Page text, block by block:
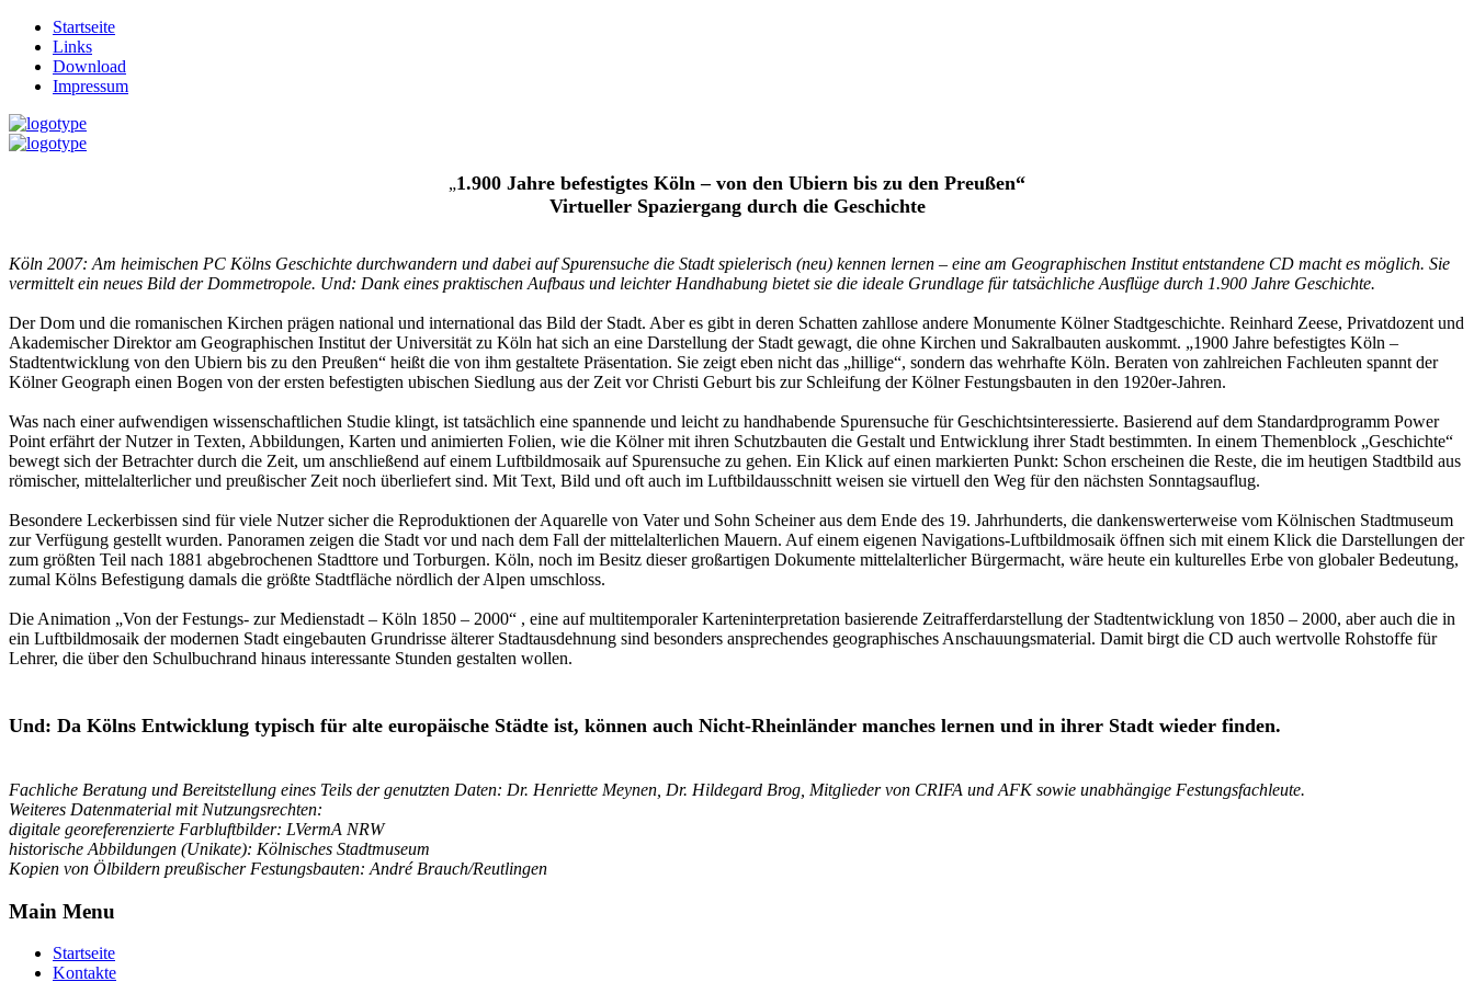
Startseite
Links
Download
Impressum
„1.900 Jahre befestigtes Köln – von den Ubiern bis zu den Preußen“
Virtueller Spaziergang durch die Geschichte
Köln 2007: Am heimischen PC Kölns Geschichte durchwandern und dabei auf Spurensuche die Stadt spielerisch (neu) kennen lernen – eine am Geographischen Institut entstandene CD macht es möglich. Sie
vermittelt ein neues Bild der Dommetropole. Und: Dank eines praktischen Aufbaus und leichter Handhabung bietet sie die ideale Grundlage für tatsächliche Ausflüge durch 1.900 Jahre Geschichte.
Der Dom und die romanischen Kirchen prägen national und international das Bild der Stadt. Aber es gibt in deren Schatten zahllose andere Monumente Kölner Stadtgeschichte. Reinhard Zeese, Privatdozent und
Akademischer Direktor am Geographischen Institut der Universität zu Köln hat sich an eine Darstellung der Stadt gewagt, die ohne Kirchen und Sakralbauten auskommt. „1900 Jahre befestigtes Köln –
Stadtentwicklung von den Ubiern bis zu den Preußen“ heißt die von ihm gestaltete Präsentation. Sie zeigt eben nicht das „hillige“, sondern das wehrhafte Köln. Beraten von zahlreichen Fachleuten spannt der
Kölner Geograph einen Bogen von der ersten befestigten ubischen Siedlung aus der Zeit vor Christi Geburt bis zur Schleifung der Kölner Festungsbauten in den 1920er-Jahren.
Was nach einer aufwendigen wissenschaftlichen Studie klingt, ist tatsächlich eine spannende und leicht zu handhabende Spurensuche für Geschichtsinteressierte. Basierend auf dem Standardprogramm Power
Point erfährt der Nutzer in Texten, Abbildungen, Karten und animierten Folien, wie die Kölner mit ihren Schutzbauten die Gestalt und Entwicklung ihrer Stadt bestimmten. In einem Themenblock „Geschichte“
bewegt sich der Betrachter durch die Zeit, um anschließend auf einem Luftbildmosaik auf Spurensuche zu gehen. Ein Klick auf einen markierten Punkt: Schon erscheinen die Reste, die im heutigen Stadtbild aus
römischer, mittelalterlicher und preußischer Zeit noch überliefert sind. Mit Text, Bild und oft auch im Luftbildausschnitt weisen sie virtuell den Weg für den nächsten Sonntagsauflug.
Besondere Leckerbissen sind für viele Nutzer sicher die Reproduktionen der Aquarelle von Vater und Sohn Scheiner aus dem Ende des 19. Jahrhunderts, die dankenswerterweise vom Kölnischen Stadtmuseum
zur Verfügung gestellt wurden. Panoramen zeigen die Stadt vor und nach dem Fall der mittelalterlichen Mauern. Auf einem eigenen Navigations-Luftbildmosaik öffnen sich mit einem Klick die Darstellungen der
zum größten Teil nach 1881 abgebrochenen Stadttore und Torburgen. Köln, noch im Besitz dieser großartigen Dokumente mittelalterlicher Bürgermacht, wäre heute ein kulturelles Erbe von globaler Bedeutung,
zumal Kölns Befestigung damals die größte Stadtfläche nördlich der Alpen umschloss.
Die Animation „Von der Festungs- zur Medienstadt – Köln 1850 – 2000“ , eine auf multitemporaler Karteninterpretation basierende Zeitrafferdarstellung der Stadtentwicklung von 1850 – 2000, aber auch die in
ein Luftbildmosaik der modernen Stadt eingebauten Grundrisse älterer Stadtausdehnung sind besonders ansprechendes geographisches Anschauungsmaterial. Damit birgt die CD auch wertvolle Rohstoffe für
Lehrer, die über den Schulbuchrand hinaus interessante Stunden gestalten wollen.
Und: Da Kölns Entwicklung typisch für alte europäische Städte ist, können auch Nicht-Rheinländer manches lernen und in ihrer Stadt wieder finden.
Fachliche Beratung und Bereitstellung eines Teils der genutzten Daten: Dr. Henriette Meynen, Dr. Hildegard Brog, Mitglieder von CRIFA und AFK sowie unabhängige Festungsfachleute.
Weiteres Datenmaterial mit Nutzungsrechten:
digitale georeferenzierte Farbluftbilder: LVermA NRW
historische Abbildungen (Unikate): Kölnisches Stadtmuseum
Kopien von Ölbildern preußischer Festungsbauten: André Brauch/Reutlingen
Main Menu
Startseite
Kontakte